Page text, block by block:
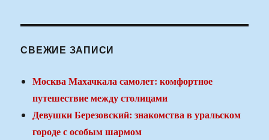
СВЕЖИЕ ЗАПИСИ
Москва Махачкала самолет: комфортное
путешествие между столицами
Девушки Березовский: знакомства в уральском
городе с особым шармом